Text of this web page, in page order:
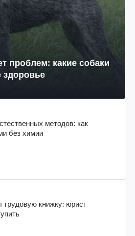
проблем: какие собаки
здоровье
методов: как
без химии
трудовую книжку: юрист